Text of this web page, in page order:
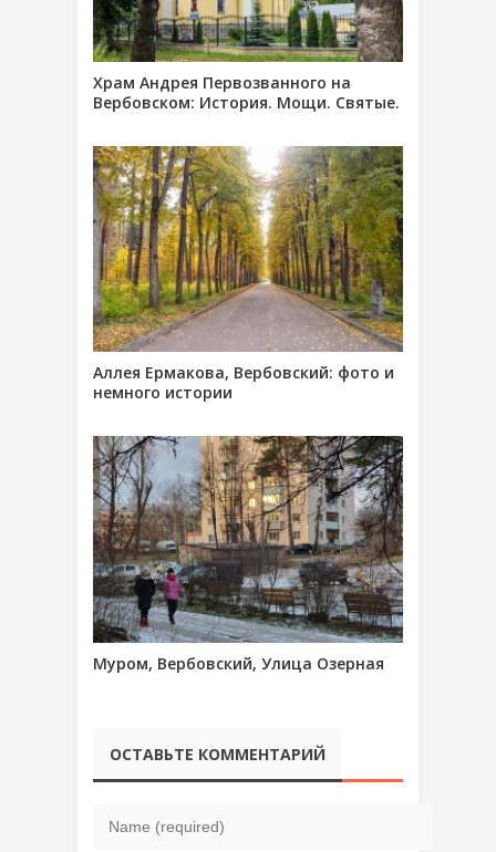
Храм Андрея Первозванного на
Вербовском: История. Мощи. Святые.
Аллея Ермакова, Вербовский: фото и
немного истории
Муром, Вербовский, Улица Озерная
ОСТАВЬТЕ КОММЕНТАРИЙ